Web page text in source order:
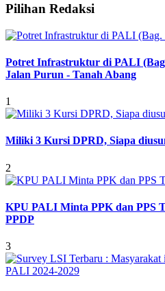
Pilihan Redaksi
Potret Infrastruktur di PALI
Jalan Purun - Tanah Abang
1
Miliki 3 Kursi DPRD, Siapa
2
KPU PALI Minta PPK dan PPS
PPDP
3